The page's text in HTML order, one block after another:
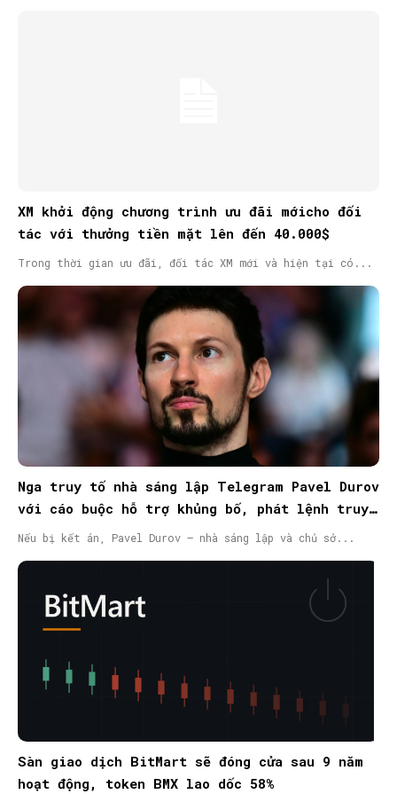
XM khởi động chương trình ưu đãi mớicho đối
tác với thưởng tiền mặt lên đến 40.000$
Trong thời gian ưu đãi, đối tác XM mới và hiện tại có...
Nga truy tố nhà sáng lập Telegram Pavel Durov
với cáo buộc hỗ trợ khủng bố, phát lệnh truy
nã quốc tế
Nếu bị kết án, Pavel Durov – nhà sáng lập và chủ sở...
Sàn giao dịch BitMart sẽ đóng cửa sau 9 năm
hoạt động, token BMX lao dốc 58%